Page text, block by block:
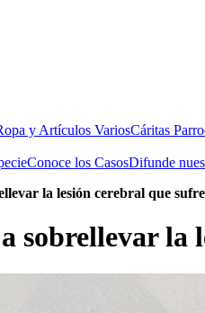
y Artículos VariosCáritas
Conoce los CasosDifunde
la lesión cerebral que sufre
sobrellevar la